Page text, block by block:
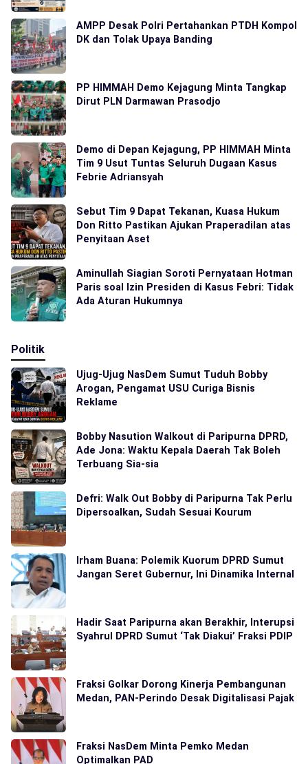
AMPP Desak Polri Pertahankan PTDH Kompol
DK dan Tolak Upaya Banding
PP HIMMAH Demo Kejagung Minta Tangkap
Dirut PLN Darmawan Prasodjo
Demo di Depan Kejagung, PP HIMMAH Minta
Tim 9 Usut Tuntas Seluruh Dugaan Kasus
Febrie Adriansyah
Sebut Tim 9 Dapat Tekanan, Kuasa Hukum
Don Ritto Pastikan Ajukan Praperadilan atas
Penyitaan Aset
Aminullah Siagian Soroti Pernyataan Hotman
Paris soal Izin Presiden di Kasus Febri: Tidak
Ada Aturan Hukumnya
Politik
Ujug-Ujug NasDem Sumut Tuduh Bobby
Arogan, Pengamat USU Curiga Bisnis
Reklame
Bobby Nasution Walkout di Paripurna DPRD,
Ade Jona: Waktu Kepala Daerah Tak Boleh
Terbuang Sia-sia
Defri: Walk Out Bobby di Paripurna Tak Perlu
Dipersoalkan, Sudah Sesuai Kourum
Irham Buana: Polemik Kuorum DPRD Sumut
Jangan Seret Gubernur, Ini Dinamika Internal
Hadir Saat Paripurna akan Berakhir, Interupsi
Syahrul DPRD Sumut ‘Tak Diakui’ Fraksi PDIP
Fraksi Golkar Dorong Kinerja Pembangunan
Medan, PAN-Perindo Desak Digitalisasi Pajak
Fraksi NasDem Minta Pemko Medan
Optimalkan PAD